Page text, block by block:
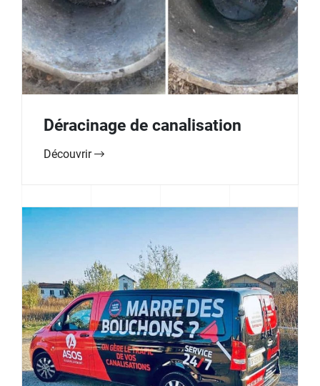
Déracinage de canalisation
Découvrir